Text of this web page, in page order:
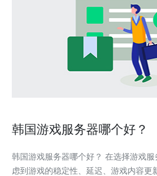
韩国游戏服务器哪个好？
韩国游戏服务器哪个好？ 在选择游戏服务器时，玩家们通常会考
虑到游戏的稳定性、延迟、游戏内容更